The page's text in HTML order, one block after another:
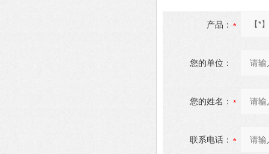
产品：
您的单位：
您的姓名：
联系电话：